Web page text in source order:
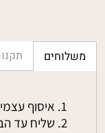
משלוחים
איסוף עצמי
שליח עד הבית